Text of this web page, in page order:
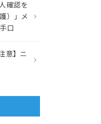
確認を
）」メ
口
意】ニ